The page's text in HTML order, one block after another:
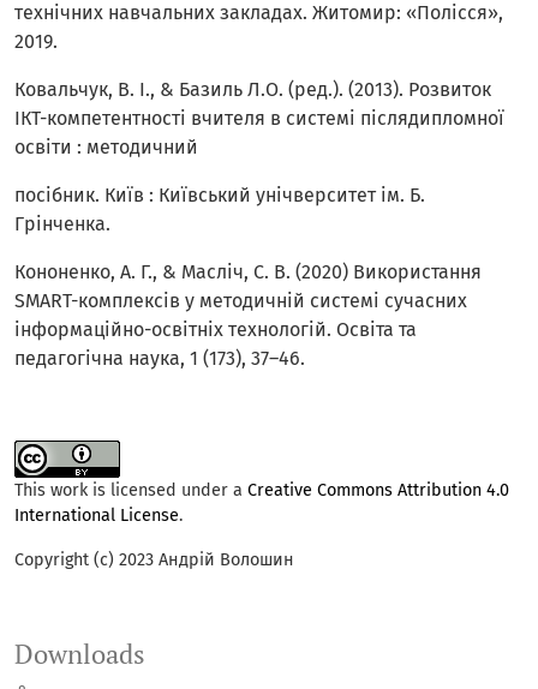
технічних навчальних закладах. Житомир: «Полісся»,
2019.
Ковальчук, В. І., & Базиль Л.О. (ред.). (2013). Розвиток
ІКТ-компетентності вчителя в системі післядипломної
освіти : методичний
посібник. Київ : Київський унічверситет ім. Б.
Грінченка.
Кононенко, А. Г., & Масліч, С. В. (2020) Використання
SMART-комплексів у методичній системі сучасних
інформаційно-освітніх технологій. Освіта та
педагогічна наука, 1 (173), 37–46.
This work is licensed under a Creative Commons Attribution 4.0
International License.
Copyright (c) 2023 Андрій Волошин
Downloads